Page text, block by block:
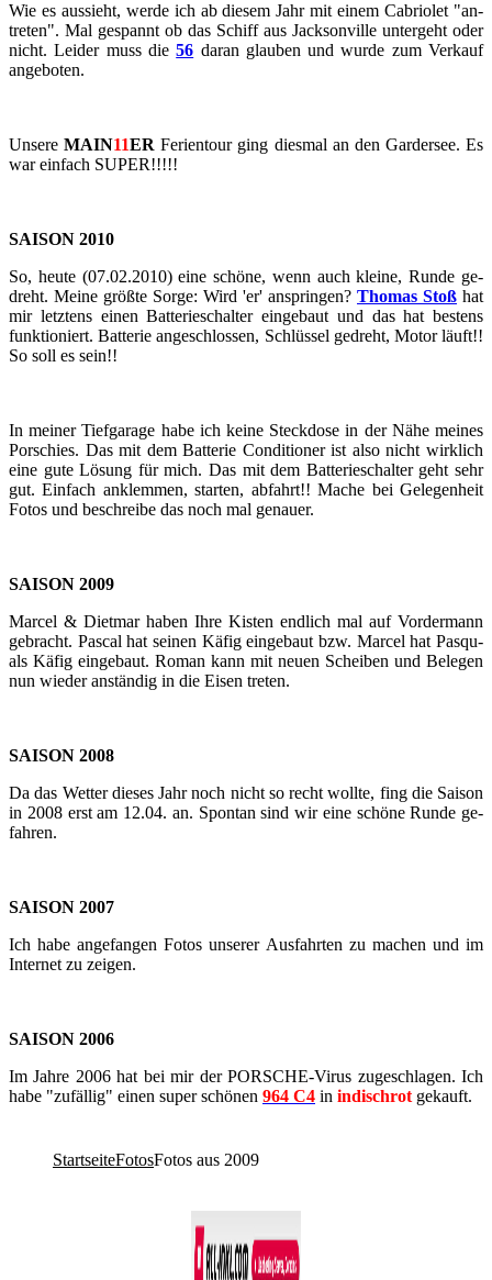
Wie es aus­sieht, werde ich ab die­sem Jahr mit einem Ca­brio­let "an­
tre­ten". Mal ge­spannt ob das Schiff aus Jack­son­ville un­ter­geht oder
nicht. Lei­der muss die56 daran glau­ben und wurde zum Ver­kauf
an­ge­bo­ten.
Un­se­reMAIN11ER Fe­ri­en­tour ging dies­mal an den Gar­der­see. Es
war ein­fach SUPER!!!!!
SAI­SON 2010
So, heute (07.02.2010) eine schö­ne, wenn auch klei­ne, Runde ge­
dreht. Meine größ­te Sorge: Wird 'er' an­sprin­gen? Tho­mas Stoß hat
mir letz­tens einen Bat­te­rie­schal­ter ein­ge­baut und das hat bes­tens
funk­tio­niert. Bat­te­rie an­ge­schlos­sen, Schlüs­sel ge­dreht, Motor läuft!!
So soll es sein!!
In mei­ner Tief­ga­ra­ge habe ich keine Steck­do­se in der Nähe mei­nes
Por­schies. Das mit dem Bat­te­rie Con­di­tio­ner ist also nicht wirk­lich
eine gute Lö­sung für mich. Das mit dem Bat­te­rie­schal­ter geht sehr
gut. Ein­fach an­klem­men, star­ten, ab­fahrt!! Mache bei Ge­le­gen­heit
Fotos und be­schrei­be das noch mal ge­nau­er.
SAI­SON 2009
Mar­cel & Diet­mar haben Ihre Kis­ten end­lich mal auf Vor­der­mann
ge­bracht. Pas­cal hat sei­nen Käfig ein­ge­baut bzw. Mar­cel hat Pas­qu­
als Käfig ein­ge­baut. Roman kann mit neuen Schei­ben und Be­le­gen
nun wie­der an­stän­dig in die Eisen tre­ten.
SAI­SON 2008
Da das Wet­ter die­ses Jahr noch nicht so recht woll­te, fing die Sai­son
in 2008 erst am 12.04. an. Spon­tan sind wir eine schö­ne Runde ge­
fah­ren.
SAI­SON 2007
Ich habe an­ge­fan­gen Fotos un­se­rer Aus­fahr­ten zu ma­chen und im
In­ter­net zu zei­gen.
SAI­SON 2006
Im Jahre 2006 hat bei mir der PORSCHE-​​​​​​​​​​​​​​​​​​​​​​​​​​​​​​​​​​​​​​​​​​​​​​​​​​​​​​​​​​​​​​​​​​​​​​​​​​​​​​​​​​​​​​​​​​​​​​​​​​​​​​​Virus zu­ge­schla­gen. Ich
habe "zu­fäl­lig" einen super schö­nen 964 C4 in in­disch­rot ge­kauft.
StartseiteFotosFotos aus 2009